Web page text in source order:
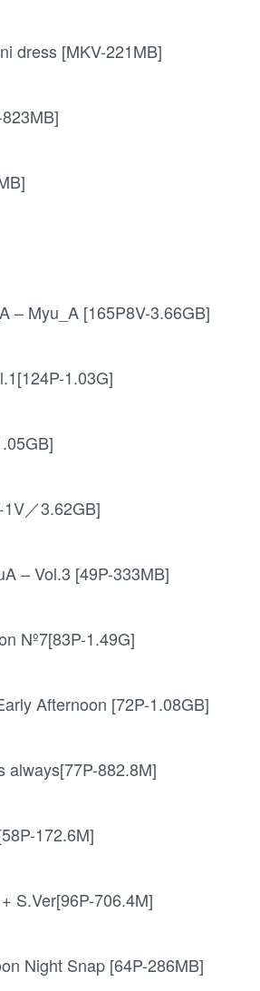
dress [MKV-221MB]
– Myu_A [165P8V-3.66GB]
1.03G]
／3.62GB]
– Vol.3 [49P-333MB]
Nº7[83P-1.49G]
Afternoon [72P-1.08GB]
always[77P-882.8M]
172.6M]
S.Ver[96P-706.4M]
Night Snap [64P-286MB]